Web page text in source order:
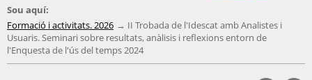
Sou aquí:
Formació i activitats. 2026
II Trobada de l'Idescat amb Analistes i
Usuaris. Seminari sobre resultats, anàlisis i reflexions entorn de
l'Enquesta de l'ús del temps 2024